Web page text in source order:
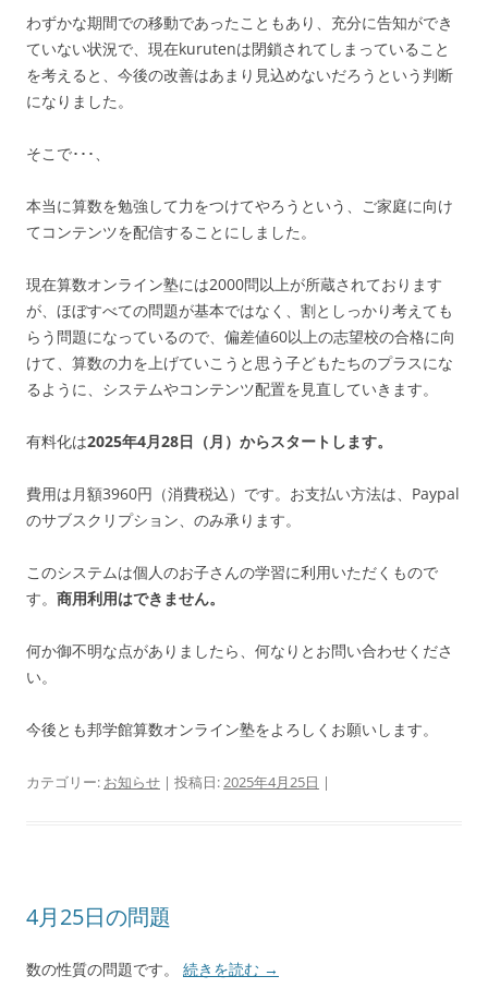
わずかな期間での移動であったこともあり、充分に告知ができ
ていない状況で、現在kurutenは閉鎖されてしまっていること
を考えると、今後の改善はあまり見込めないだろうという判断
になりました。
そこで･･･、
本当に算数を勉強して力をつけてやろうという、ご家庭に向け
てコンテンツを配信することにしました。
現在算数オンライン塾には2000問以上が所蔵されております
が、ほぼすべての問題が基本ではなく、割としっかり考えても
らう問題になっているので、偏差値60以上の志望校の合格に向
けて、算数の力を上げていこうと思う子どもたちのプラスにな
るように、システムやコンテンツ配置を見直していきます。
有料化は2025年4月28日（月）からスタートします。
費用は月額3960円（消費税込）です。お支払い方法は、Paypal
のサブスクリプション、のみ承ります。
このシステムは個人のお子さんの学習に利用いただくもので
す。 商用利用はできません。
何か御不明な点がありましたら、何なりとお問い合わせくださ
い。
今後とも邦学館算数オンライン塾をよろしくお願いします。
カテゴリー: お知らせ | 投稿日:2025年4月25日 |
4月25日の問題
数の性質の問題です。 続きを読む →